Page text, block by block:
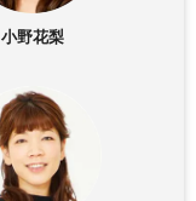
小野花梨